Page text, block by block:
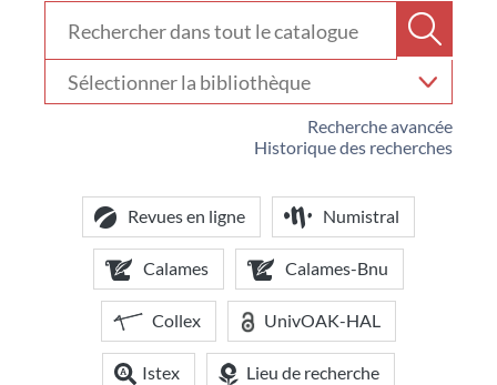
Recherche avancée
Historique des recherches
votre
bibliothèque
Revues en ligne Numistral
Calames Calames-Bnu
Collex UnivOAK-HAL
Istex Lieu de recherche